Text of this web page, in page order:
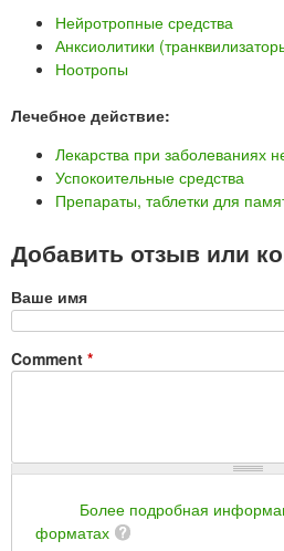
Нейротропные средства
Анксиолитики
Ноотропы
Лечебное действие:
Лекарства при заболеваниях
Успокоительные средства
Препараты, таблетки для
Добавить отзыв или
Ваше имя
Comment *
Более подробная
форматах